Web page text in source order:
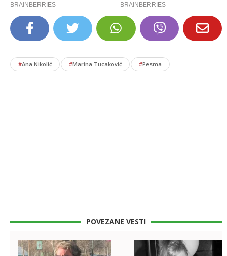
#Ana Nikolić #Marina Tucaković #Pesma
POVEZANE VESTI